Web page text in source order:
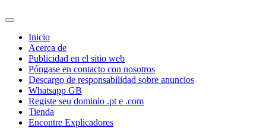
Inicio
Acerca de
Publicidad en el sitio web
Póngase en contacto con nosotros
Descargo de responsabilidad sobre anuncios
Whatsapp GB
Registe seu dominio .pt e .com
Tienda
Encontre Explicadores